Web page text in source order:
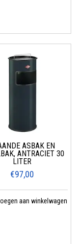
ASBAK EN
ANTRACIET 30
LITER
€97,00
aan winkelwagen